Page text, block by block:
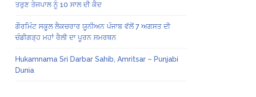
ਤਰੁਣ ਤੇਜਪਾਲ ਨੂੰ 10 ਸਾਲ ਦੀ ਕੈਦ
ਗੌਰਮਿੰਟ ਸਕੂਲ ਲੈਕਚਰਾਰ ਯੂਨੀਅਨ ਪੰਜਾਬ ਵੱਲੋਂ 7 ਅਗਸਤ ਦੀ
ਚੰਡੀਗੜ੍ਹ ਮਹਾਂ ਰੈਲੀ ਦਾ ਪੂਰਨ ਸਮਰਥਨ
Hukamnama Sri Darbar Sahib, Amritsar – Punjabi
Dunia